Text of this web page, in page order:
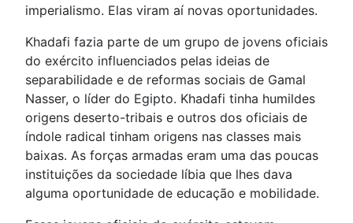
imperialismo. Elas viram aí novas oportunidades.
Khadafi fazia parte de um grupo de jovens oficiais
do exército influenciados pelas ideias de
separabilidade e de reformas sociais de Gamal
Nasser, o líder do Egipto. Khadafi tinha humildes
origens deserto-tribais e outros dos oficiais de
índole radical tinham origens nas classes mais
baixas. As forças armadas eram uma das poucas
instituições da sociedade líbia que lhes dava
alguma oportunidade de educação e mobilidade.